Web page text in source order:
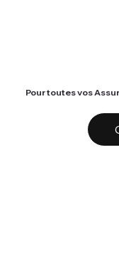
Pour toutes vos